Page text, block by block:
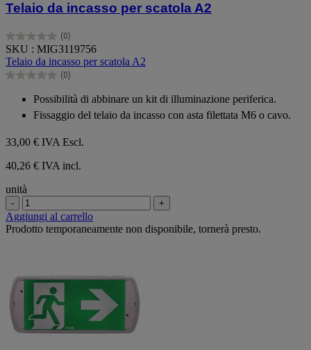
Telaio da incasso per scatola A2
(0)
0.0
su
5
stelle.
SKU : MIG3119756
Telaio da incasso per scatola A2
(0)
0.0
stelle.
Possibilità di abbinare un kit di illuminazione periferica.
Fissaggio del telaio da incasso con asta filettata M6 o cavo.
33,00 € IVA Escl.
40,26 € IVA incl.
unità
- +
Aggiungi al carrello
Prodotto temporaneamente non disponibile, tornerà presto.